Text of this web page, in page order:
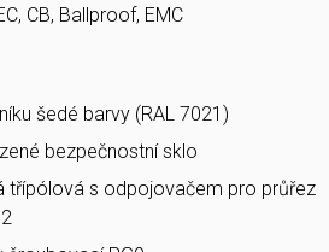
CB, Ballproof, EMC
šedé barvy (RAL 7021)
bezpečnostní sklo
třípólová s odpojovačem pro průřez